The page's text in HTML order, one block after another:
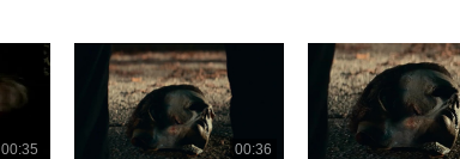
00:35 00:36